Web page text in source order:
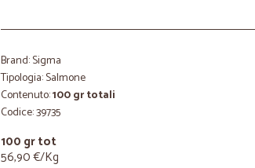
Brand: Sigma
Tipologia: Salmone
Contenuto:100 gr totali
Codice: 39735
100 gr tot
56,90 €/Kg